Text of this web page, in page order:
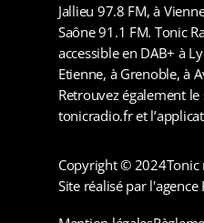
Jallieu 97.8 FM, à
Saône 91.1 FM. Tonic
accessible en DAB+ à
Etienne, à Grenoble, à
Retrouvez également
tonicradio.fr et
Copyright © 2024Tonic
Site réalisé par l'agence